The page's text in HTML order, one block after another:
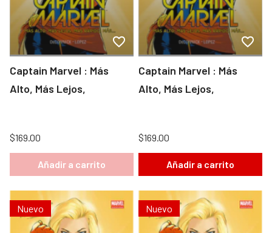
Captain Marvel : Más
Alto, Más Lejos,
$169.00
Añadir a carrito
Captain Marvel : Más
Alto, Más Lejos,
$169.00
Añadir a carrito
Nuevo Nuevo